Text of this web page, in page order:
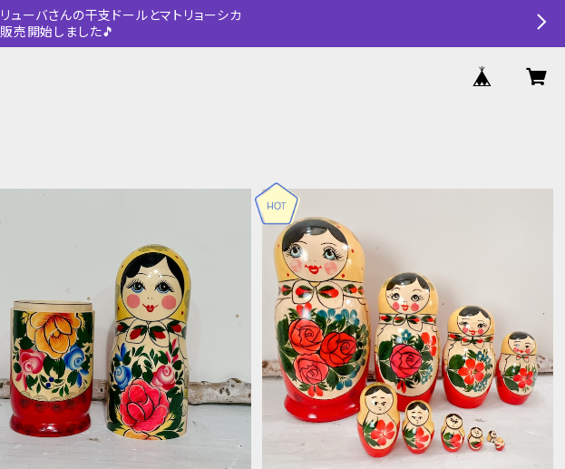
リューバさんの干支ドールとマトリョーシカ
販売開始しました🎵